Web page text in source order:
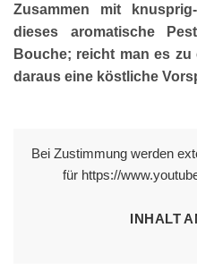
Zusammen mit
dieses aromatische
Bouche; reicht man es zu
daraus eine köstliche
Bei Zustimmung werden
für https://
INHALT